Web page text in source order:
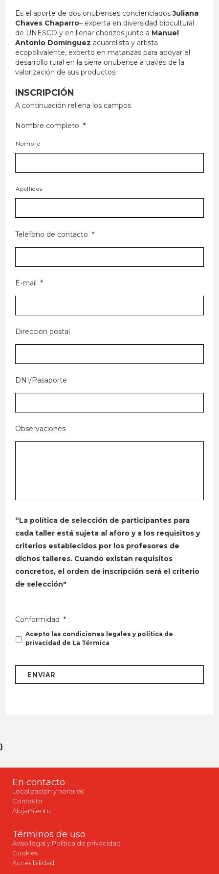
Es el aporte de dos onubenses concienciadosJuliana
Chaves Chaparro– experta en diversidad biocultural
de UNESCO y en llenar chorizos junto a Manuel
Antonio Domínguez acuarelista y artista
ecopolivalente, experto en matanzas para apoyar el
desarrollo rural en la sierra onubense a través de la
valorización de sus productos.
INSCRIPCIÓN
A continuación rellena los campos
Nombre completo *
Nombre
Apellidos
Teléfono de contacto *
E-mail *
Dirección postal
DNI/Pasaporte
Observaciones
“La política de selección de participantes para
cada taller está sujeta al aforo y a los requisitos y
criterios establecidos por los profesores de
dichos talleres. Cuando existan requisitos
concretos, el orden de inscripción será el criterio
de selección"
Conformidad *
Acepto las condiciones legales y política de
privacidad de La Térmica
}
En contacto
Localización y horarios
Contacto
Alojamiento
Términos de uso
Aviso legal y Política de privacidad
Cookies
Accesibilidad